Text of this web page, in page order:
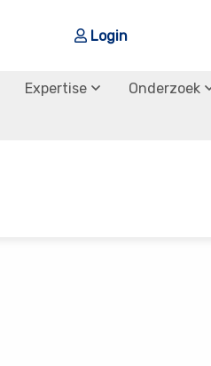
Login
Expertise Onderzoek